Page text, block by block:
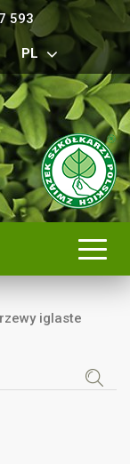
593
PL
iglaste